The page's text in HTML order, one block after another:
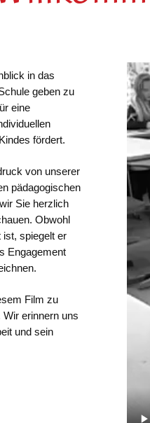
in das
geben zu
eine
fördert.
von unserer
pädagogischen
Sie herzlich
Obwohl
ist, spiegelt er
Engagement
Film zu
erinnern uns
und sein